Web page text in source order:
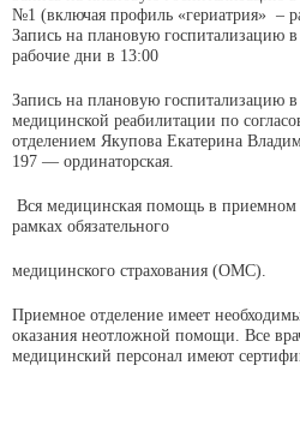
№1 (включая профиль «гериатрия» –
Запись на плановую госпитализацию в
рабочие дни в 13:00
Запись на плановую госпитализацию
медицинской реабилитации по
отделением Якупова Екатерина
197 — ординаторская.
Вся медицинская помощь в приемном
рамках обязательного
медицинского страхования (ОМС).
Приемное отделение имеет
оказания неотложной помощи. Все
медицинский персонал имеют